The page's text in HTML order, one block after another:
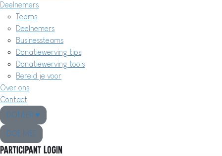
Deelnemers
Teams
Deelnemers
Businessteams
Donatiewerving tips
Donatiewerving tools
Bereid je voor
Over ons
Contact
DONEER ♥
DOE MEE
Participant Login